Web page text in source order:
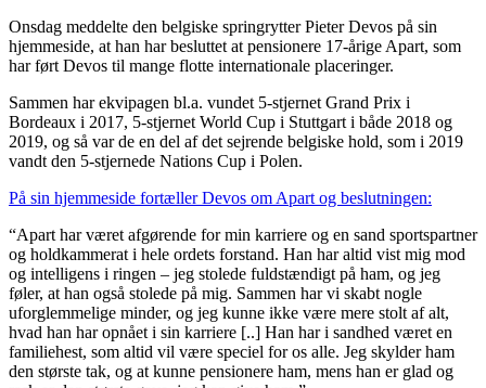
Onsdag meddelte den belgiske springrytter Pieter Devos på sin
hjemmeside, at han har besluttet at pensionere 17-årige Apart, som
har ført Devos til mange flotte internationale placeringer.
Sammen har ekvipagen bl.a. vundet 5-stjernet Grand Prix i
Bordeaux i 2017, 5-stjernet World Cup i Stuttgart i både 2018 og
2019, og så var de en del af det sejrende belgiske hold, som i 2019
vandt den 5-stjernede Nations Cup i Polen.
På sin hjemmeside fortæller Devos om Apart og beslutningen:
“Apart har været afgørende for min karriere og en sand sportspartner
og holdkammerat i hele ordets forstand. Han har altid vist mig mod
og intelligens i ringen – jeg stolede fuldstændigt på ham, og jeg
føler, at han også stolede på mig. Sammen har vi skabt nogle
uforglemmelige minder, og jeg kunne ikke være mere stolt af alt,
hvad han har opnået i sin karriere [..] Han har i sandhed været en
familiehest, som altid vil være speciel for os alle. Jeg skylder ham
den største tak, og at kunne pensionere ham, mens han er glad og